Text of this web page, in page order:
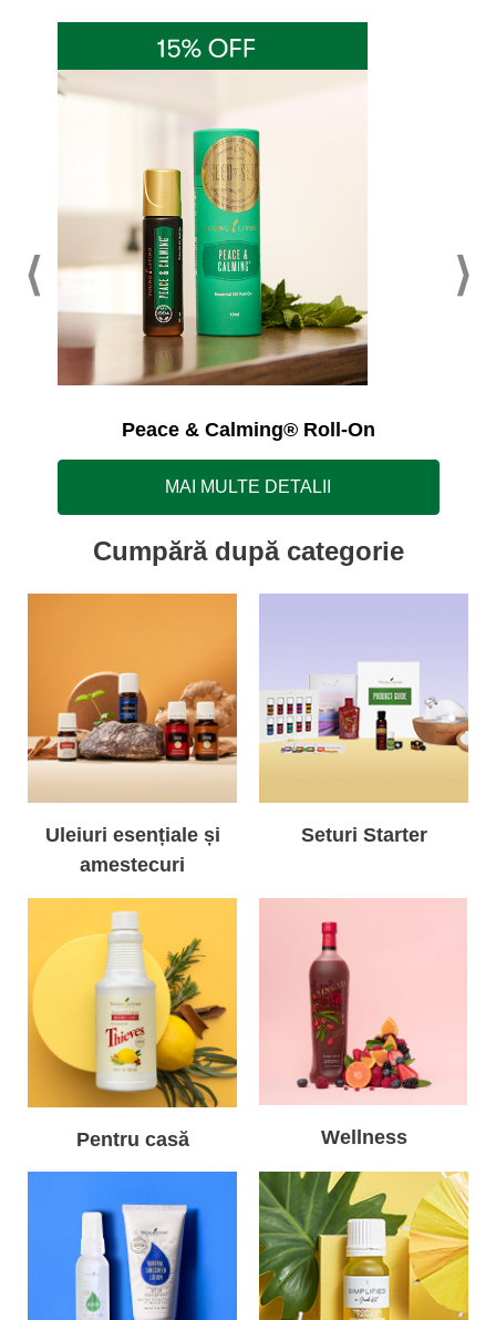
Peace & Calming® Roll-On
MAI MULTE DETALII
Cumpără după categorie
Uleiuri esențiale și
amestecuri
Seturi Starter
Pentru casă Wellness